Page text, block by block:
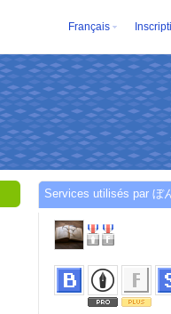
Français
Services utilisés par ぼ